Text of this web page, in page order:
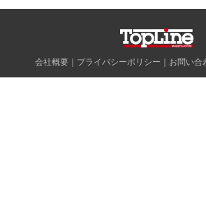
会社概要 プライバシーポリシー お問い合